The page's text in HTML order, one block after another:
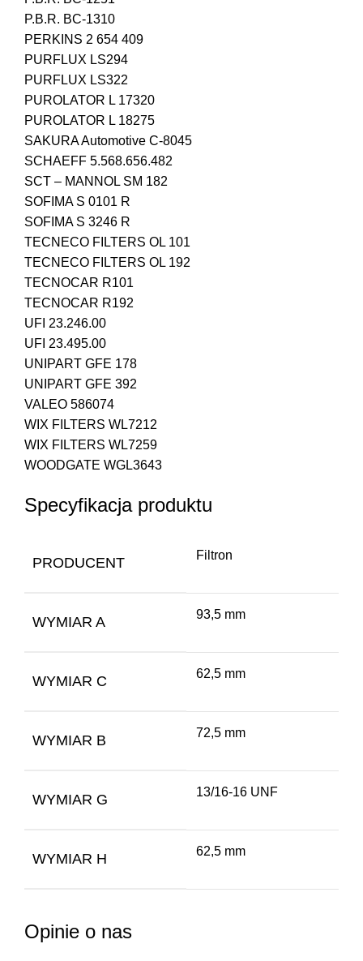
P.B.R. BC-1310
PERKINS 2 654 409
PURFLUX LS294
PURFLUX LS322
PUROLATOR L 17320
PUROLATOR L 18275
SAKURA Automotive C-8045
SCHAEFF 5.568.656.482
SCT – MANNOL SM 182
SOFIMA S 0101 R
SOFIMA S 3246 R
TECNECO FILTERS OL 101
TECNECO FILTERS OL 192
TECNOCAR R101
TECNOCAR R192
UFI 23.246.00
UFI 23.495.00
UNIPART GFE 178
UNIPART GFE 392
VALEO 586074
WIX FILTERS WL7212
WIX FILTERS WL7259
WOODGATE WGL3643
Specyfikacja produktu
PRODUCENT Filtron
WYMIAR A 93,5 mm
WYMIAR C 62,5 mm
WYMIAR B 72,5 mm
WYMIAR G 13/16-16 UNF
WYMIAR H 62,5 mm
Opinie o nas